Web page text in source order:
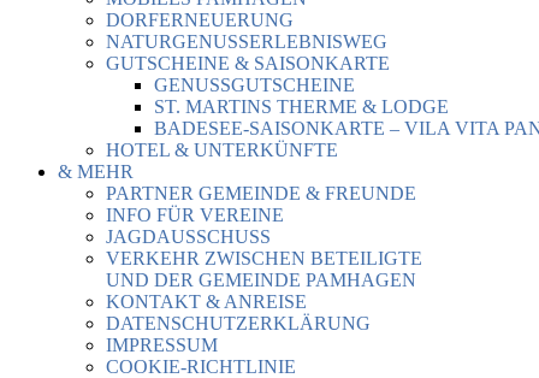
DORFERNEUERUNG
NATURGENUSSERLEBNISWEG
GUTSCHEINE & SAISONKARTE
GENUSSGUTSCHEINE
ST. MARTINS THERME & LODGE
BADESEE-SAISONKARTE – VILA VITA
HOTEL & UNTERKÜNFTE
& MEHR
PARTNER GEMEINDE & FREUNDE
INFO FÜR VEREINE
JAGDAUSSCHUSS
VERKEHR ZWISCHEN BETEILIGTE
UND DER GEMEINDE PAMHAGEN
KONTAKT & ANREISE
DATENSCHUTZERKLÄRUNG
IMPRESSUM
COOKIE-RICHTLINIE